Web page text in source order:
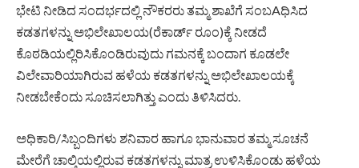
ಭೇಟಿ ನೀಡಿದ ಸಂದರ್ಭದಲ್ಲಿ ನೌಕರರು ತಮ್ಮ ಶಾಖೆಗೆ ಸಂಬAಧಿಸಿದ
ಕಡತಗಳನ್ನು ಅಭಿಲೇಖಾಲಯ(ರೆಕಾರ್ಡ್ ರೂಂ)ಕ್ಕೆ ನೀಡದೆ
ಕೊಠಡಿಯಲ್ಲಿರಿಸಿಕೊಂಡಿರುವುದು ಗಮನಕ್ಕೆ ಬಂದಾಗ ಕೂಡಲೇ
ವಿಲೇವಾರಿಯಾಗಿರುವ ಹಳೆಯ ಕಡತಗಳನ್ನು ಅಭಿಲೇಖಾಲಯಕ್ಕೆ
ನೀಡಬೇಕೆಂದು ಸೂಚಿಸಲಾಗಿತ್ತು ಎಂದು ತಿಳಿಸಿದರು.
ಅಧಿಕಾರಿ/ಸಿಬ್ಬಂದಿಗಳು ಶನಿವಾರ ಹಾಗೂ ಭಾನುವಾರ ತಮ್ಮ ಸೂಚನೆ
ಮೇರೆಗೆ ಚಾಲ್ತಿಯಲ್ಲಿರುವ ಕಡತಗಳನ್ನು ಮಾತ್ರ ಉಳಿಸಿಕೊಂಡು ಹಳೆಯ